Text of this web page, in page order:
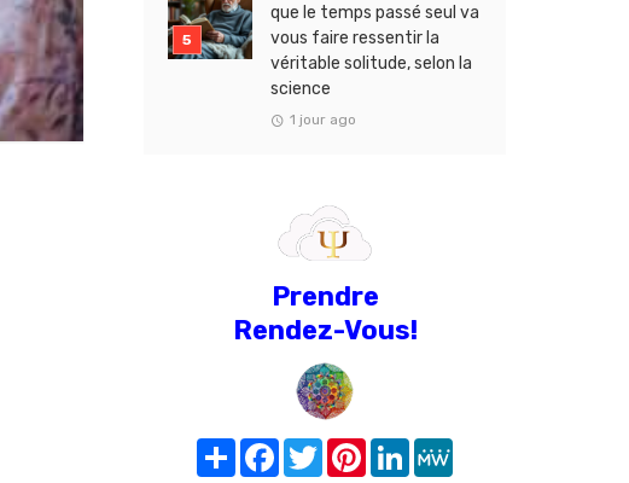
que le temps passé seul va
vous faire ressentir la
véritable solitude, selon la
science
1 jour ago
Prendre
Rendez-Vous!
Share FacebookTwitterPinterest
LinkedIn